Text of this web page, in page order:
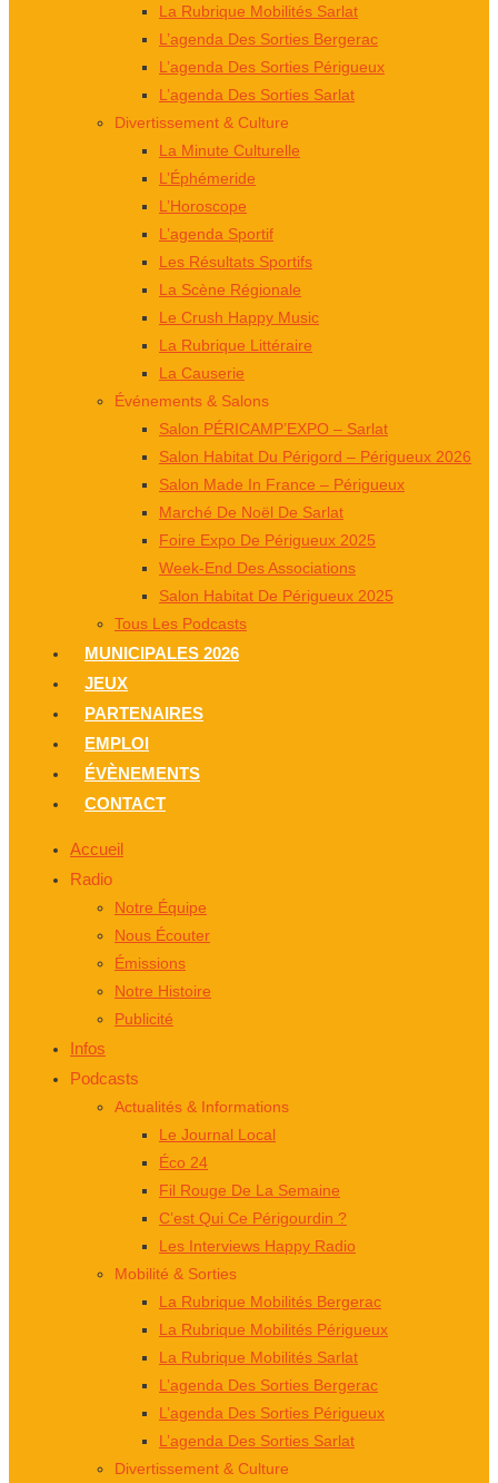
La Rubrique Mobilités Sarlat
L’agenda Des Sorties Bergerac
L’agenda Des Sorties Périgueux
L’agenda Des Sorties Sarlat
Divertissement & Culture
La Minute Culturelle
L’Éphémeride
L’Horoscope
L’agenda Sportif
Les Résultats Sportifs
La Scène Régionale
Le Crush Happy Music
La Rubrique Littéraire
La Causerie
Événements & Salons
Salon PÉRICAMP’EXPO – Sarlat
Salon Habitat Du Périgord – Périgueux 2026
Salon Made In France – Périgueux
Marché De Noël De Sarlat
Foire Expo De Périgueux 2025
Week-End Des Associations
Salon Habitat De Périgueux 2025
Tous Les Podcasts
MUNICIPALES 2026
JEUX
PARTENAIRES
EMPLOI
ÉVÈNEMENTS
CONTACT
Accueil
Radio
Notre Équipe
Nous Écouter
Émissions
Notre Histoire
Publicité
Infos
Podcasts
Actualités & Informations
Le Journal Local
Éco 24
Fil Rouge De La Semaine
C’est Qui Ce Périgourdin ?
Les Interviews Happy Radio
Mobilité & Sorties
La Rubrique Mobilités Bergerac
La Rubrique Mobilités Périgueux
La Rubrique Mobilités Sarlat
L’agenda Des Sorties Bergerac
L’agenda Des Sorties Périgueux
L’agenda Des Sorties Sarlat
Divertissement & Culture